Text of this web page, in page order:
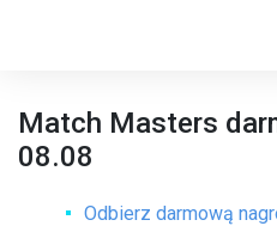
Match Masters
08.08
Odbierz darmową